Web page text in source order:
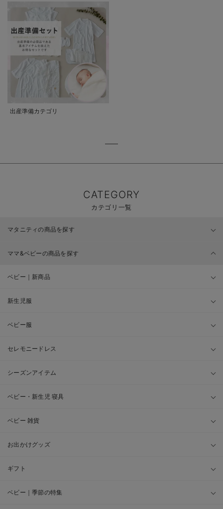
出産準備カテゴリ
CATEGORY
カテゴリ一覧
マタニティの商品を探す
ママ&ベビーの商品を探す
ベビー｜新商品
新生児服
ベビー服
セレモニードレス
シーズンアイテム
ベビー・新生児 寝具
ベビー 雑貨
お出かけグッズ
ギフト
ベビー｜季節の特集